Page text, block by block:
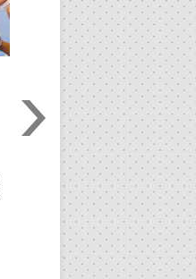
04.08.2026
IHF W18 WORLD
CHAMPIONSHIP:
VENCE GUINÉ E
PELA MELHOR
POSSÍVEL
Seleção Nacional venceu a
jogo da segunda jornada do
President’s Cup do Mundial
que decorre na Roménia.